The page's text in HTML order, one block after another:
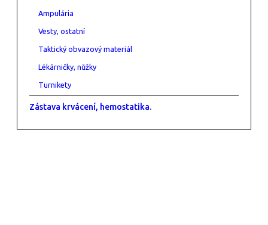
Ampulária
Vesty, ostatní
Taktický obvazový materiál
Lékárničky, nůžky
Turnikety
Zástava krvácení, hemostatika.